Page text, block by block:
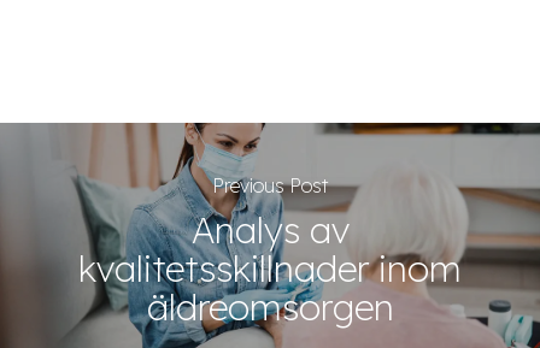
Previous Post
Analys av
kvalitetsskillnader inom
äldreomsorgen